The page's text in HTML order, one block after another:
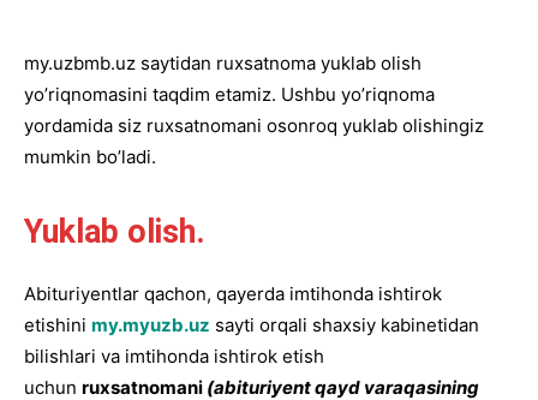
my.uzbmb.uz saytidan ruxsatnoma yuklab olish
yo’riqnomasini taqdim etamiz. Ushbu yo’riqnoma
yordamida siz ruxsatnomani osonroq yuklab olishingiz
mumkin bo’ladi.
Yuklab olish.
Abituriyentlar qachon, qayerda imtihonda ishtirok
etishini my.myuzb.uz sayti orqali shaxsiy kabinetidan
bilishlari va imtihonda ishtirok etish
uchun ruxsatnomani (abituriyent qayd varaqasining